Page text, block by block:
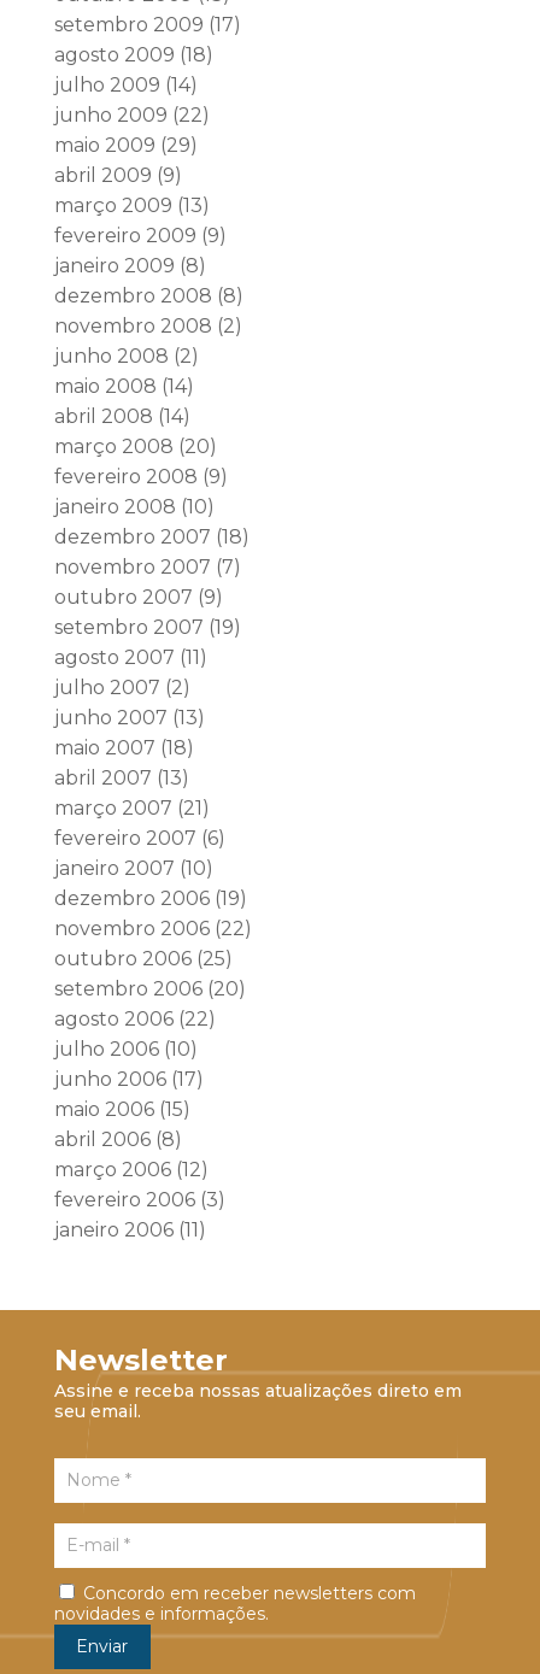
setembro 2009 (17)
agosto 2009 (18)
julho 2009 (14)
junho 2009 (22)
maio 2009 (29)
abril 2009 (9)
março 2009 (13)
fevereiro 2009 (9)
janeiro 2009 (8)
dezembro 2008 (8)
novembro 2008 (2)
junho 2008 (2)
maio 2008 (14)
abril 2008 (14)
março 2008 (20)
fevereiro 2008 (9)
janeiro 2008 (10)
dezembro 2007 (18)
novembro 2007 (7)
outubro 2007 (9)
setembro 2007 (19)
agosto 2007 (11)
julho 2007 (2)
junho 2007 (13)
maio 2007 (18)
abril 2007 (13)
março 2007 (21)
fevereiro 2007 (6)
janeiro 2007 (10)
dezembro 2006(19)
novembro 2006(22)
outubro 2006(25)
setembro 2006(20)
agosto 2006(22)
julho 2006(10)
junho 2006(17)
maio 2006(15)
abril 2006(8)
março 2006(12)
fevereiro 2006(3)
janeiro 2006(11)
Newsletter
Assine e receba nossas atualizações direto em
seu email.
Concordo em receber newsletters com
novidades e informações.